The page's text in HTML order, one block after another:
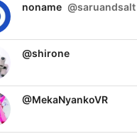
noname @saruandsalt
@shirone
@MekaNyankoVR